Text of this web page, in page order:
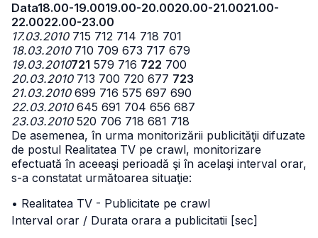
Data18.00-19.0019.00-20.0020.00-21.0021.00-
22.0022.00-23.00
17.03.2010715 712 714 718 701
18.03.2010710 709 673 717 679
19.03.2010721 579 716 722 700
20.03.2010713 700 720 677 723
21.03.2010699 716 575 697 690
22.03.2010645 691 704 656 687
23.03.2010520 706 718 681 718
De asemenea, în urma monitorizării publicităţii difuzate
de postul Realitatea TV pe crawl, monitorizare
efectuată în aceeaşi perioadă şi în acelaşi interval orar,
s-a constatat următoarea situaţie:
• Realitatea TV - Publicitate pe crawl
Interval orar / Durata orara a publicitatii [sec]